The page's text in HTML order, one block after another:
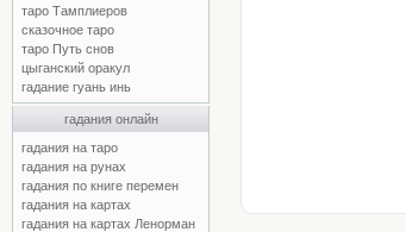
таро Тамплиеров
сказочное таро
таро Путь снов
цыганский оракул
гадание гуань инь
гадания онлайн
гадания на таро
гадания на рунах
гадания по книге перемен
гадания на картах
гадания на картах Ленорман